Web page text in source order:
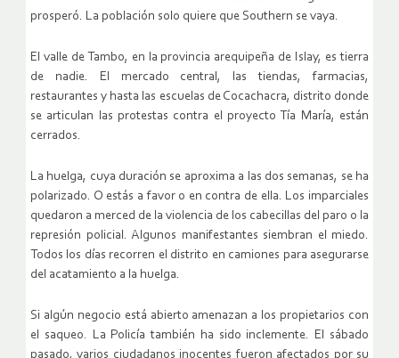
prosperó. La población solo quiere que Southern se vaya.
El valle de Tambo, en la provincia arequipeña de Islay, es tierra
de nadie. El mercado central, las tiendas, farmacias,
restaurantes y hasta las escuelas de Cocachacra, distrito donde
se articulan las protestas contra el proyecto Tía María, están
cerrados.
La huelga, cuya duración se aproxima a las dos semanas, se ha
polarizado. O estás a favor o en contra de ella. Los imparciales
quedaron a merced de la violencia de los cabecillas del paro o la
represión policial. Algunos manifestantes siembran el miedo.
Todos los días recorren el distrito en camiones para asegurarse
del acatamiento a la huelga.
Si algún negocio está abierto amenazan a los propietarios con
el saqueo. La Policía también ha sido inclemente. El sábado
pasado, varios ciudadanos inocentes fueron afectados por su